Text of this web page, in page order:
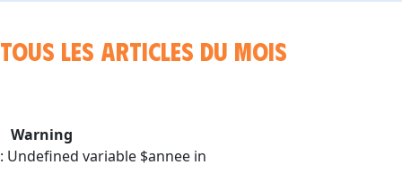
Tous les articles du mois
Warning
: Undefined variable $annee in